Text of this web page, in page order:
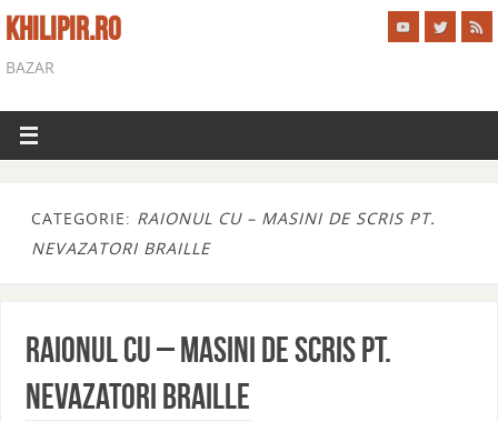
KHILIPIR.RO
BAZAR
CATEGORIE: RAIONUL CU – MASINI DE SCRIS PT.
NEVAZATORI BRAILLE
RAIONUL CU – MASINI DE SCRIS PT.
NEVAZATORI BRAILLE